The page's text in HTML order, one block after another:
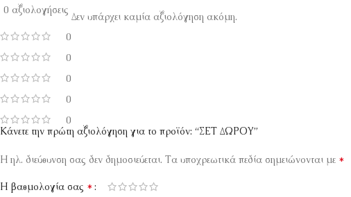
0 αξιολογήσεις
0
0
0
0
0
Δεν υπάρχει καμία αξιολόγηση ακόμη.
Κάνετε την πρώτη αξιολόγηση για το προϊόν: “ΣΕΤ ΔΩΡΟΥ”
Η ηλ. διεύθυνση σας δεν δημοσιεύεται. Τα υποχρεωτικά πεδία σημειώνονται με *
Η βαθμολογία σας *